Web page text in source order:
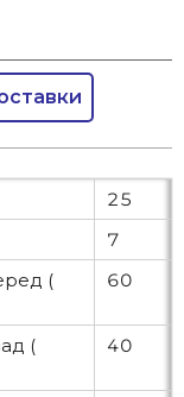
25
7
(
60
(
40